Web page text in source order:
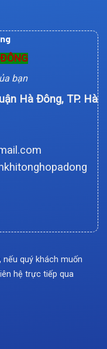
bạn
Hà Đông, TP. Hà
nếu quý khách muốn
hệ trực tiếp qua